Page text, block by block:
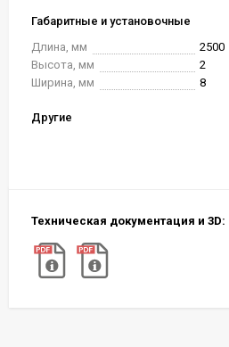
Габаритные и установочные
Длина, мм
2500
Высота, мм
2
Ширина, мм
8
Другие
Техническая документация и 3D: